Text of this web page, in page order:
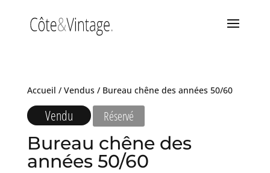
Accueil / Vendus/ Bureau chêne des années 50/60
Vendu Réservé
Bureau chêne des
années 50/60